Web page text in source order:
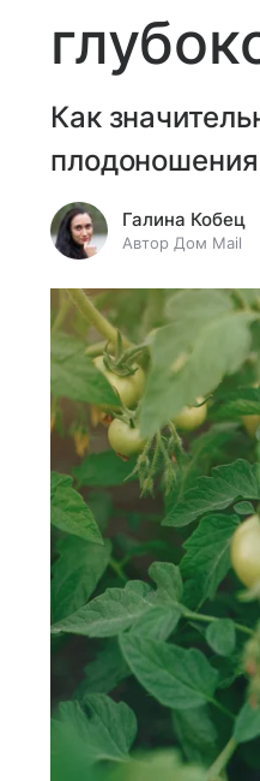
Как
Галина Кобец
Автор Дом Mail